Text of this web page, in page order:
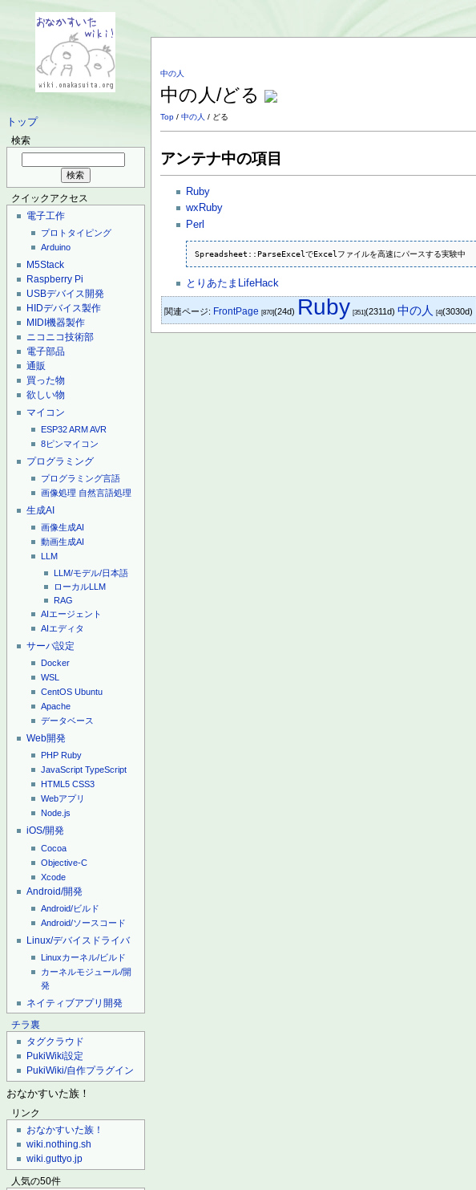
トップ
検索
クイックアクセス
電子工作
プロトタイピング
Arduino
M5Stack
Raspberry Pi
USBデバイス開発
HIDデバイス製作
MIDI機器製作
ニコニコ技術部
電子部品
通販
買った物
欲しい物
マイコン
ESP32ARMAVR
8ピンマイコン
プログラミング
プログラミング言語
画像処理 自然言語処理
生成AI
画像生成AI
動画生成AI
LLM
LLM/モデル/日本語
ローカルLLM
RAG
AIエージェント
AIエディタ
サーバ設定
Docker
WSL
CentOS Ubuntu
Apache
データベース
Web開発
PHP Ruby
JavaScript TypeScript
HTML5 CSS3
Webアプリ
Node.js
iOS/開発
Cocoa
Objective-C
Xcode
Android/開発
Android/ビルド
Android/ソースコード
Linux/デバイスドライバ
Linuxカーネル/ビルド
カーネルモジュール/開
発
ネイティブアプリ開発
チラ裏
タグクラウド
PukiWiki設定
PukiWiki/自作プラグイン
おなかすいた族！
リンク
おなかすいた族！
wiki.nothing.sh
wiki.guttyo.jp
人気の50件
中の人
中の人/どる
Top /中の人 / どる
アンテナ中の項目
Ruby
wxRuby
Perl
Spreadsheet::ParseExcelでExcelファイルを高速にパースする実験中
とりあたまLifeHack
関連ページ: FrontPage [870](24d) Ruby [351](2311d)中の人 [4](3030d)